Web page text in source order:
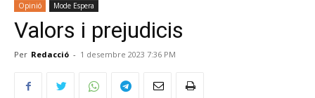
Opinió Mode Espera
Valors i prejudicis
Per Redacció - 1 desembre 2023 7:36 PM